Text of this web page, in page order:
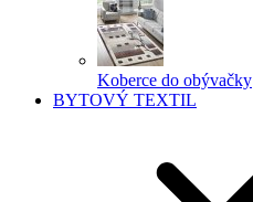
Koberce do obývačky
BYTOVÝ TEXTIL